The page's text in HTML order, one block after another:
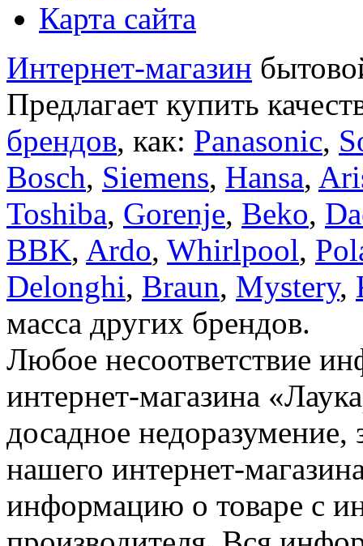
Карта сайта
Интернет-магазин
Предлагает купить
брендов, как: Panasonic,
Bosch, Siemens, Hansa,
Toshiba, Gorenje, Beko,
BBK, Ardo, Whirlpool,
Delonghi, Braun, Mystery,
масса других брендов.
Любое несоответствие
интернет-магазина
досадное недоразумение,
нашего интернет-
информацию о товаре с